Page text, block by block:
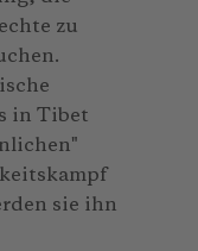
zu
in Tibet
sie ihn